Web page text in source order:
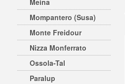
Meina
Mompantero (Susa)
Monte Freidour
Nizza Monferrato
Ossola-Tal
Paralup